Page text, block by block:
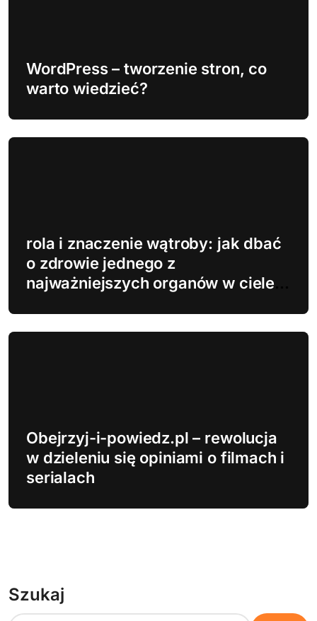
i
s
WordPress – tworzenie stron, co
warto wiedzieć?
rola i znaczenie wątroby: jak dbać
o zdrowie jednego z
najważniejszych organów w ciele
Obejrzyj-i-powiedz.pl – rewolucja
w dzieleniu się opiniami o filmach i
serialach
Szukaj